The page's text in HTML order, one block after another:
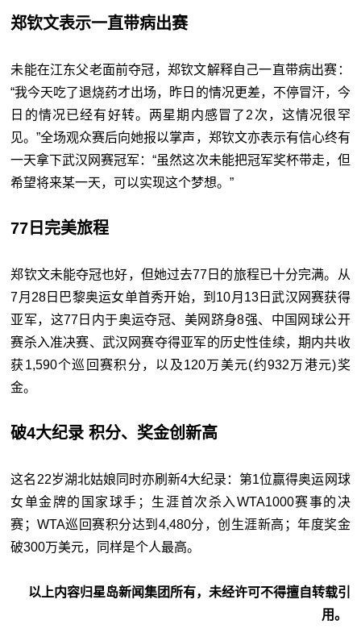
郑钦文表示一直带病出赛
未能在江东父老面前夺冠，郑钦文解释自己一直带病出赛：
“我今天吃了退烧药才出场，昨日的情况更差，不停冒汗，今
日的情况已经有好转。两星期内感冒了2次，这情况很罕
见。”全场观众赛后向她报以掌声，郑钦文亦表示有信心终有
一天拿下武汉网赛冠军：“虽然这次未能把冠军奖杯带走，但
希望将来某一天，可以实现这个梦想。”
77日完美旅程
郑钦文未能夺冠也好，但她过去77日的旅程已十分完满。从
7月28日巴黎奥运女单首秀开始，到10月13日武汉网赛获得
亚军，这77日内于奥运夺冠、美网跻身8强、中国网球公开
赛杀入准决赛、武汉网赛夺得亚军的历史性佳续，期内共收
获1,590个巡回赛积分，以及120万美元(约932万港元)奖
金。
破4大纪录 积分、奖金创新高
这名22岁湖北姑娘同时亦刷新4大纪录：第1位赢得奥运网球
女单金牌的国家球手；生涯首次杀入WTA1000赛事的决
赛；WTA巡回赛积分达到4,480分，创生涯新高；年度奖金
破300万美元，同样是个人最高。
以上内容归星岛新闻集团所有，未经许可不得擅自转载引
用。